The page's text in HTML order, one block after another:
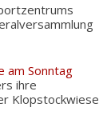
am Sonntag
ihre
Klopstockwiese